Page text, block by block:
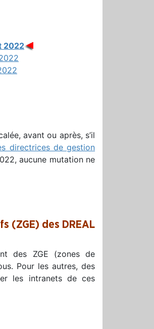
2022
avant ou après, s’il
directrices de gestion
aucune mutation ne
(ZGE) des DREAL
des ZGE (zones de
Pour les autres, des
les intranets de ces